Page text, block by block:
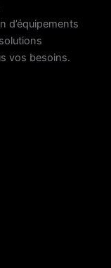
d’équipements
vos besoins.